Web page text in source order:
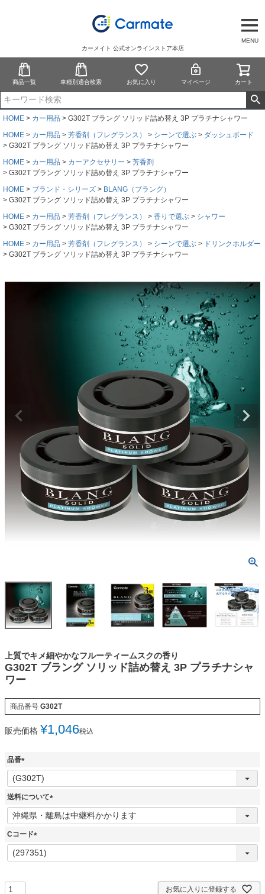
MENU
カーメイト 公式オンラインストア本店
商品一覧 車種別適合検索 お気に入り マイページ カート
HOME カー用品
G302T ブラング ソリッド詰め替え 3P プラチナシャワー
HOME
カー用品 芳香剤（フレグランス） シーンで選ぶ
ダッシュボード
G302T ブラング ソリッド詰め替え 3P プラチナシャワー
HOME
カー用品 カーアクセサリー
芳香剤
G302T ブラング ソリッド詰め替え 3P プラチナシャワー
HOME
ブランド・シリーズ
BLANG（ブラング）
G302T ブラング ソリッド詰め替え 3P プラチナシャワー
HOME
カー用品 芳香剤（フレグランス） 香りで選ぶ
シャワー
G302T ブラング ソリッド詰め替え 3P プラチナシャワー
HOME
カー用品 芳香剤（フレグランス） シーンで選ぶ
ドリンクホルダー
G302T ブラング ソリッド詰め替え 3P プラチナシャワー
上質でキメ細やかなフルーティームスクの香り
G302T ブラング ソリッド詰め替え 3P プラチナシャ
ワー
商品番号 G302T
販売価格 ¥1,046税込
品番
(
必
須
送料について
(
必
Cコード
(
必
お気に入りに登録する